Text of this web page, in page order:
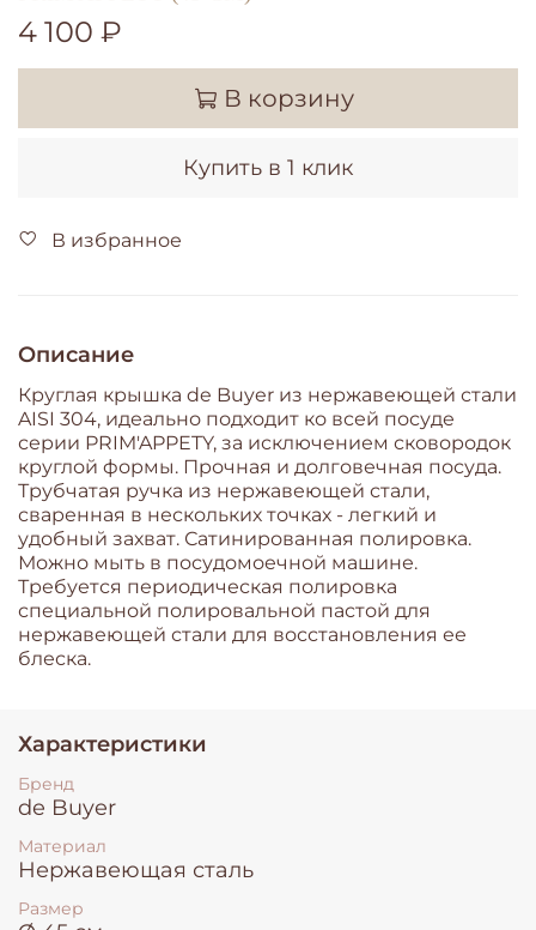
4 100 ₽
В корзину
Купить в 1 клик
В избранное
Описание
Круглая крышка de Buyer из нержавеющей стали
AISI 304, идеально подходит ко всей посуде
серии PRIM'APPETY, за исключением сковородок
круглой формы. Прочная и долговечная посуда.
Трубчатая ручка из нержавеющей стали,
сваренная в нескольких точках - легкий и
удобный захват. Сатинированная полировка.
Можно мыть в посудомоечной машине.
Требуется периодическая полировка
специальной полировальной пастой для
нержавеющей стали для восстановления ее
блеска.
Характеристики
Бренд
de Buyer
Материал
Нержавеющая сталь
Размер